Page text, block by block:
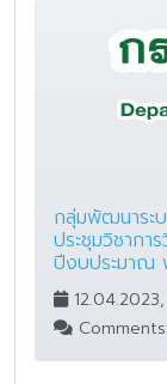
กลุ่มพัฒนาระ
ประชุมวิชากา
ปีงบประมาณ
12.04.2023,
Comments: